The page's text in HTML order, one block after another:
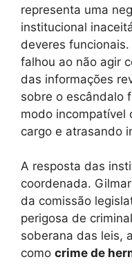
representa uma
institucional
deveres
falhou ao não agir
das informações
sobre o escândalo
modo incompatível
cargo e atrasando
A resposta das
coordenada.
da comissão
perigosa de
soberana das leis,
como crime de